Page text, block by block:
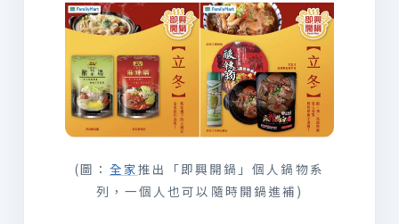
(圖： 全家 推出「即興開鍋」個人鍋物系
列，一個人也可以隨時開鍋進補)